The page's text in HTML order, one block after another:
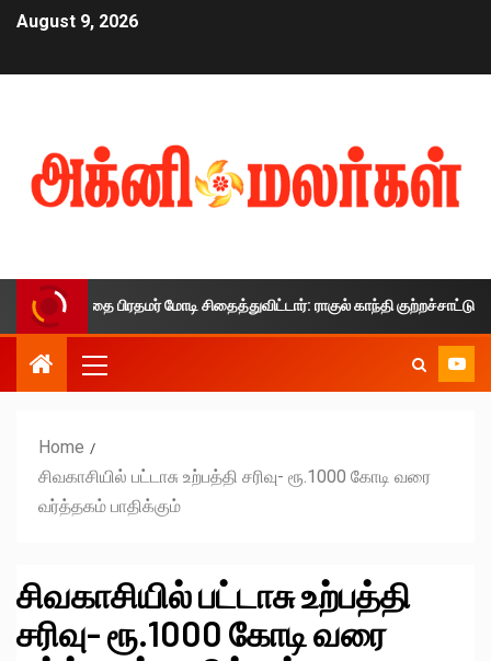
August 9, 2026
பிரதமர் மோடி சிதைத்துவிட்டார்: ராகுல் காந்தி குற்றச்சாட்டு
Home
சிவகாசியில் பட்டாசு உற்பத்தி சரிவு- ரூ.1000 கோடி வரை
வர்த்தகம் பாதிக்கும்
சிவகாசியில் பட்டாசு உற்பத்தி
சரிவு- ரூ.1000 கோடி வரை